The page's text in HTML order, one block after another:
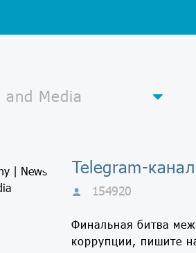
Telegram-
154920
Финальная битва
коррупции, пишите